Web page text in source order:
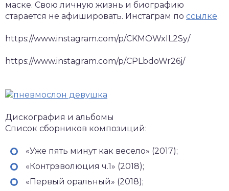
маске. Свою личную жизнь и биографию
старается не афишировать. Инстаграм по ссылке.
https://www.instagram.com/p/CKMOWxIL2Sy/
https://www.instagram.com/p/CPLbdoWr26j/
Дискография и альбомы
Список сборников композиций:
«Уже пять минут как весело» (2017);
«Контрэволюция ч.1» (2018);
«Первый оральный» (2018);